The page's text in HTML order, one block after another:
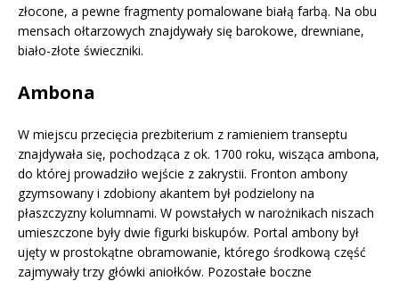
złocone, a pewne fragmenty pomalowane białą farbą. Na obu
mensach ołtarzowych znajdywały się barokowe, drewniane,
biało-złote świeczniki.
Ambona
W miejscu przecięcia prezbiterium z ramieniem transeptu
znajdywała się, pochodząca z ok. 1700 roku, wisząca ambona,
do której prowadziło wejście z zakrystii. Fronton ambony
gzymsowany i zdobiony akantem był podzielony na
płaszczyzny kolumnami. W powstałych w narożnikach niszach
umieszczone były dwie figurki biskupów. Portal ambony był
ujęty w prostokątne obramowanie, którego środkową część
zajmywały trzy główki aniołków. Pozostałe boczne